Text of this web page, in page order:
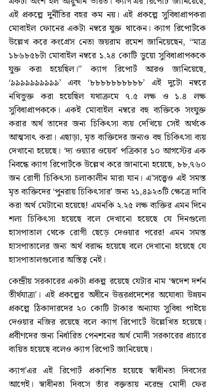
এই প্রকল্পে দুর্নীতির বহর কম নয়। এই প্রকল্পে সুবিধাপ্রাপকরা
মোবাইল ফোনের একটা নম্বরে যুক্ত থাকেন। ক্যাগ রিপোর্টকে
উল্লেখ করে কংগ্রেস নেতা জয়রাম রমেশ জানিয়েছেন, “মাত্র
১৮৬৮৫৮টা মোবাইল নম্বরে ১.২৪ কোটি ডুয়ো সুবিধাপ্রাপককে
যুক্ত করা হয়েছিল।” ক্যাগ রিপোর্ট আরও জানিয়েছে,
‘৯৯৯৯৯৯৯৯৯৯’ এবং ‘৮৮৮৮৮৮৮৮৮৮’ এই দুটো নম্বরে
নথিভুক্ত করা হয়েছিল যথাক্রমে ৭.৫ লক্ষ ও ১.৪ লক্ষ
সুবিধাপ্রাপককে। একই মোবাইল নম্বরে বহু ব্যক্তিকে সংযুক্ত
করার অর্থ তাদের জন্য চিকিৎসা ব্যয় দেখিয়ে সেই অর্থকে
আত্মসাৎ করা। এছাড়া, মৃত ব্যক্তিদের জন্যও বহু চিকিৎসা ব্যয়
দেখানো হয়েছে। ‘দ্য ওয়্যার ওয়েব’ পত্রিকার ১০ আগস্টের এক
নিবন্ধে ক্যাগ রিপোর্টকে উল্লেখ করে জানানো হয়েছে, ৮৮,৭৬০
জন রোগী চিকিৎসা চলাকালীন মারা যান। এ’সত্ত্বেও এই সমস্ত
মৃত ব্যক্তিদের ‘পুনরায় চিকিৎসার’ জন্য ২১,৪৯২৩টি ক্ষেত্রে দাবি
করা অর্থ মেটানো হয়েছে! এমনকি ২.২৫ লক্ষ ব্যক্তির এমন দিনে
শল্য চিকিৎসা হয়েছে বলে দেখানো হয়েছে যে দিনগুলো
হাসপাতাল থেকে রোগী ছেড়ে দেওয়ার পরের! এমন সমস্ত
হাসপাতালের জন্য অর্থ বরাদ্দ হয়েছে বলে দেখানো হয়েছে যে
হাসপাতালগুলোর অস্তিত্ব নেই।
কেন্দ্রীয় সরকারের একটা প্রকল্প রয়েছে যেটার নাম ‘স্বদেশ দর্শন
তীর্থযাত্রা’। এই প্রকল্পের অধীনে উত্তরপ্রদেশের অযোধ্যা উন্নয়ন
প্রকল্পে ঠিকাদারদের ২০ কোটি টাকার অন্যায্য সুবিধা পাইয়ে
দেওয়ার নজির রয়েছে বলে ক্যাগ রিপোর্টে উল্লেখিত হয়েছে।
প্রবীণদের জন্য নির্ধারিত পেনশনের অর্থ মোদী সরকারের প্রচারে
ব্যয়িত হয়েছে বলেও ক্যাগ রিপোর্ট জানিয়েছে।
ক্যাগ’এর এই রিপোর্ট প্রকাশিত হয়েছে স্বাধীনতা দিবসের
আগেই। স্বাধীনতা দিবসে তাঁর বক্তৃতায় নরেন্দ্র মোদী ফের